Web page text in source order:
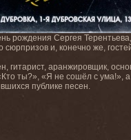
рождения Сергея
и, конечно же,
гитарист, аранжировщик,
ты?», «Я не сошёл с ума!»,
публике песен.